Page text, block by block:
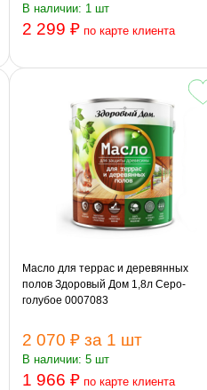
В наличии: 1 шт
2 299 ₽ по карте клиента
Масло для террас и деревянных
полов Здоровый Дом 1,8л Серо-
голубое 0007083
2 070 ₽ за 1 шт
В наличии: 5 шт
1 966 ₽ по карте клиента